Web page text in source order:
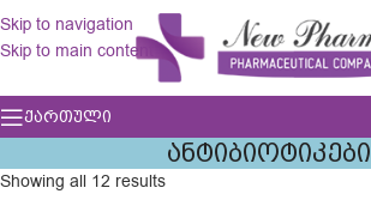
Skip to navigation
Skip to main content
ᲥᲐᲠᲗᲣᲚᲘ
ᲐᲜᲢᲘᲑᲘᲝᲢᲘᲙᲔᲑᲘ
Showing all 12 results